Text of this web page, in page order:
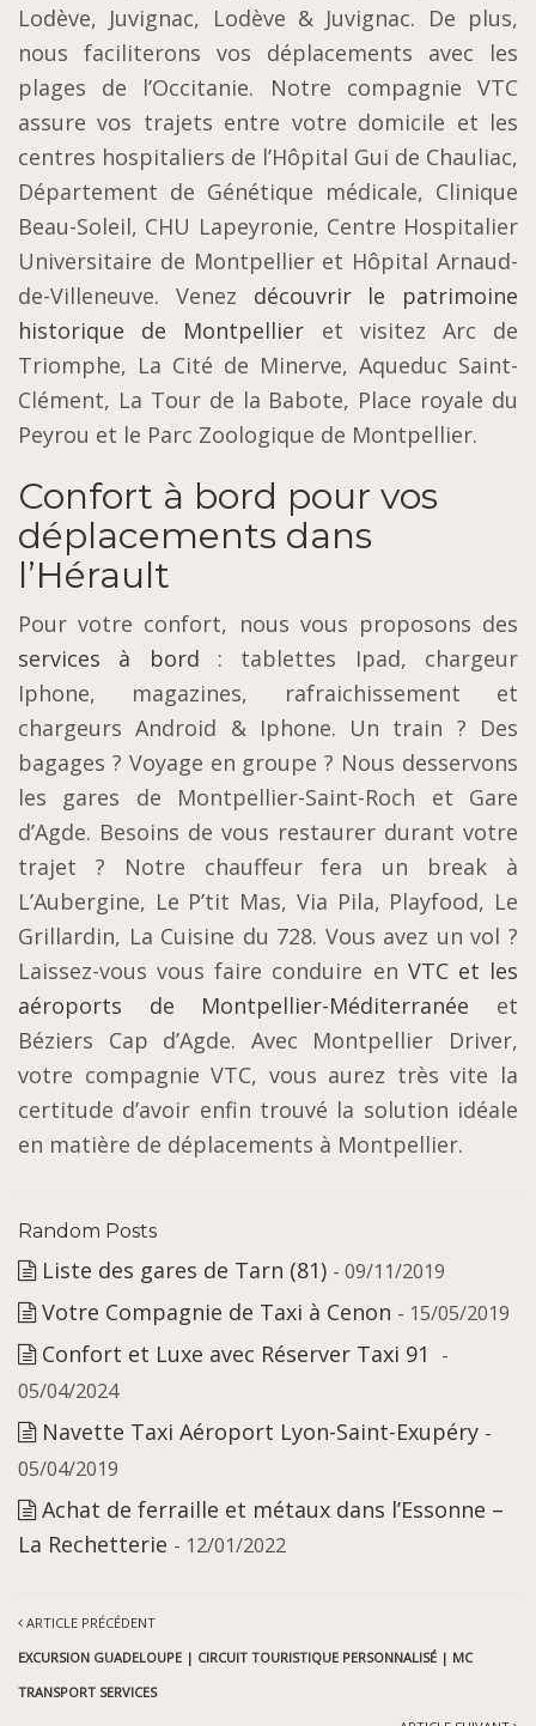
Lodève, Juvignac, Lodève & Juvignac. De plus,
nous faciliterons vos déplacements avec les
plages de l’Occitanie. Notre compagnie VTC
assure vos trajets entre votre domicile et les
centres hospitaliers de l’Hôpital Gui de Chauliac,
Département de Génétique médicale, Clinique
Beau-Soleil, CHU Lapeyronie, Centre Hospitalier
Universitaire de Montpellier et Hôpital Arnaud-
de-Villeneuve. Venez découvrir le patrimoine
historique de Montpellier et visitez Arc de
Triomphe, La Cité de Minerve, Aqueduc Saint-
Clément, La Tour de la Babote, Place royale du
Peyrou et le Parc Zoologique de Montpellier.
Confort à bord pour vos
déplacements dans
l’Hérault
Pour votre confort, nous vous proposons des
services à bord : tablettes Ipad, chargeur
Iphone, magazines, rafraichissement et
chargeurs Android & Iphone. Un train ? Des
bagages ? Voyage en groupe ? Nous desservons
les gares de Montpellier-Saint-Roch et Gare
d’Agde. Besoins de vous restaurer durant votre
trajet ? Notre chauffeur fera un break à
L’Aubergine, Le P’tit Mas, Via Pila, Playfood, Le
Grillardin, La Cuisine du 728. Vous avez un vol ?
Laissez-vous vous faire conduire en VTC et les
aéroports de Montpellier-Méditerranée et
Béziers Cap d’Agde. Avec Montpellier Driver,
votre compagnie VTC, vous aurez très vite la
certitude d’avoir enfin trouvé la solution idéale
en matière de déplacements à Montpellier.
Random Posts
Liste des gares de Tarn (81) - 09/11/2019
Votre Compagnie de Taxi à Cenon - 15/05/2019
Confort et Luxe avec Réserver Taxi 91
-
05/04/2024
Navette Taxi Aéroport Lyon-Saint-Exupéry -
05/04/2019
Achat de ferraille et métaux dans l’Essonne –
La Rechetterie - 12/01/2022
ARTICLE PRÉCÉDENT
EXCURSION GUADELOUPE | CIRCUIT TOURISTIQUE PERSONNALISÉ | MC
TRANSPORT SERVICES